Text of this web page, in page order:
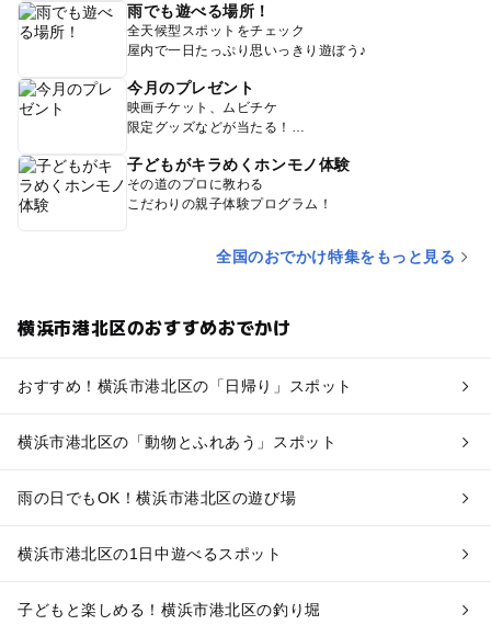
雨でも遊べる場所！
全天候型スポットをチェック
屋内で一日たっぷり思いっきり遊ぼう♪
今月のプレゼント
映画チケット、ムビチケ
限定グッズなどが当たる！
子どもがキラめくホンモノ体験
その道のプロに教わる
こだわりの親子体験プログラム！
全国のおでかけ特集をもっと見る
横浜市港北区のおすすめおでかけ
おすすめ！横浜市港北区の「日帰り」スポット
横浜市港北区の「動物とふれあう」スポット
雨の日でもOK！横浜市港北区の遊び場
横浜市港北区の1日中遊べるスポット
子どもと楽しめる！横浜市港北区の釣り堀